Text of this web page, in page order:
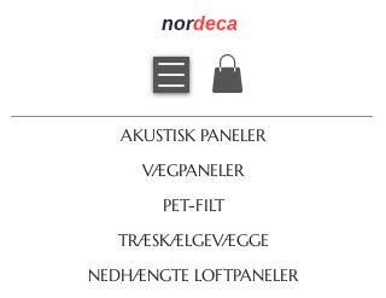
nordeca
AKUSTISK PANELER
VÆGPANELER
PET-FILT
TRÆSKÆLGEVÆGGE
NEDHÆNGTE LOFTPANELER